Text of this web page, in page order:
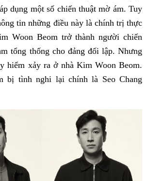
dụng một số chiến thuật mờ ám. Tuy
tin những điều này là chính trị thực
Woon Beom trở thành người chiến
tổng thống cho đảng đối lập. Nhưng
hiểm xảy ra ở nhà Kim Woon Beom.
bị tình nghi lại chính là Seo Chang